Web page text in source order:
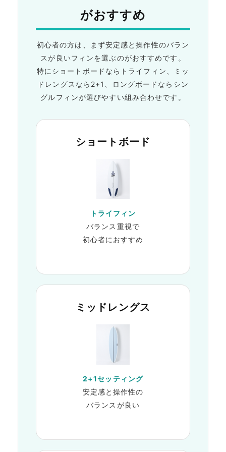
がおすすめ
初心者の方は、まず安定感と操作性のバラン
スが良いフィンを選ぶのがおすすめです。
特にショートボードならトライフィン、ミッ
ドレングスなら2+1、ロングボードならシン
グルフィンが選びやすい組み合わせです。
ショートボード
トライフィン
バランス重視で
初心者におすすめ
ミッドレングス
2+1セッティング
安定感と操作性の
バランスが良い